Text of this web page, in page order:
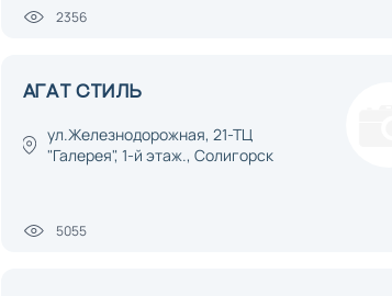
2356
АГАТ СТИЛЬ
ул.Железнодорожная, 21-ТЦ
"Галерея", 1-й этаж., Солигорск
5055